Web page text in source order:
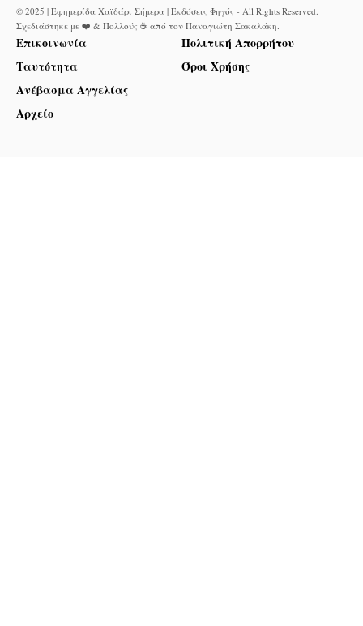
© 2025 | Εφημερίδα Χαϊδάρι Σήμερα | Εκδόσεις Φηγός - All Rights Reserved.
Σχεδιάστηκε με ❤️ & Πολλούς ☕ από τον Παναγιώτη Σακαλάκη
Επικοινωνία
Ταυτότητα
Ανέβασμα Αγγελίας
Αρχείο
Πολιτική Απορρήτου
Όροι Χρήσης